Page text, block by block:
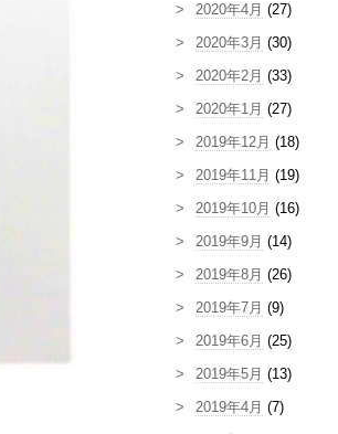
2020年4月 (27)
2020年3月 (30)
2020年2月 (33)
2020年1月 (27)
2019年12月 (18)
2019年11月 (19)
2019年10月 (16)
2019年9月 (14)
2019年8月 (26)
2019年7月 (9)
2019年6月 (25)
2019年5月 (13)
2019年4月 (7)